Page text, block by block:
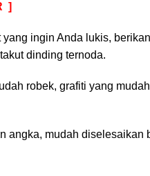
]
ingin Anda lukis,
dinding ternoda.
robek, grafiti yang
angka, mudah diselesaikan